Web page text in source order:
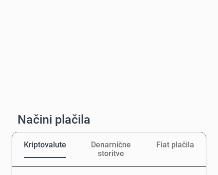
Načini plačila
Kriptovalute
Denarnične
storitve
Fiat plačila